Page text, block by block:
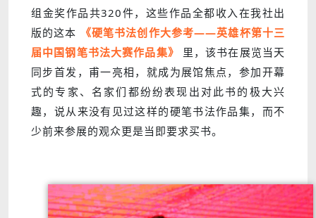
组金奖作品共320件，这些作品全都收入在我社出
版的这本
《硬笔书法创作大参考——英雄杯第十三
届中国钢笔书法大赛作品集》 里，该书在展览当天
同步首发，甫一亮相，就成为展馆焦点，参加开幕
式的专家、名家们都纷纷表现出对此书的极大兴
趣，说从来没有见过这样的硬笔书法作品集，而不
少前来参展的观众更是当即要求买书。